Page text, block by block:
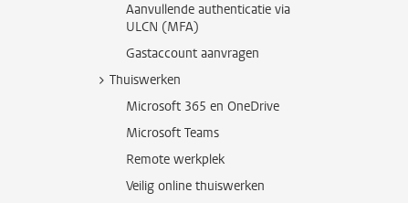
Aanvullende authenticatie via
ULCN (MFA)
Gastaccount aanvragen
Thuiswerken
Microsoft 365 en OneDrive
Microsoft Teams
Remote werkplek
Veilig online thuiswerken